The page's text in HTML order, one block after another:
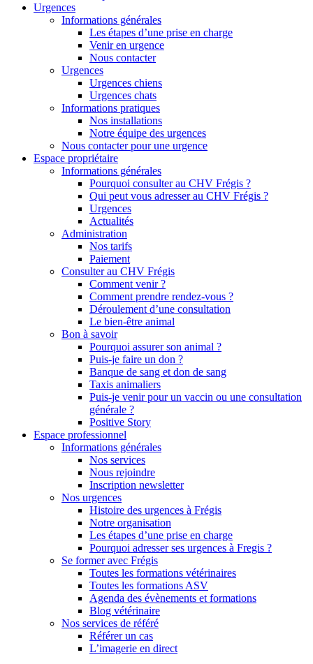
Urgences
Informations générales
Les étapes d’une prise en charge
Venir en urgence
Nous contacter
Urgences
Urgences chiens
Urgences chats
Informations pratiques
Nos installations
Notre équipe des urgences
Nous contacter pour une urgence
Espace propriétaire
Informations générales
Pourquoi consulter au CHV Frégis ?
Qui peut vous adresser au CHV Frégis ?
Urgences
Actualités
Administration
Nos tarifs
Paiement
Consulter au CHV Frégis
Comment venir ?
Comment prendre rendez-vous ?
Déroulement d’une consultation
Le bien-être animal
Bon à savoir
Pourquoi assurer son animal ?
Puis-je faire un don ?
Banque de sang et don de sang
Taxis animaliers
Puis-je venir pour un vaccin ou une consultation
générale ?
Positive Story
Espace professionnel
Informations générales
Nos services
Nous rejoindre
Inscription newsletter
Nos urgences
Histoire des urgences à Frégis
Notre organisation
Les étapes d’une prise en charge
Pourquoi adresser ses urgences à Fregis ?
Se former avec Frégis
Toutes les formations vétérinaires
Toutes les formations ASV
Agenda des évènements et formations
Blog vétérinaire
Nos services de référé
Référer un cas
L’imagerie en direct